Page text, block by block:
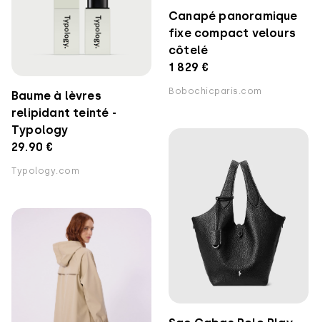
Canapé panoramique
fixe compact velours
côtelé
1 829 €
Bobochicparis.com
Baume à lèvres
relipidant teinté -
Typology
29.90 €
Typology.com